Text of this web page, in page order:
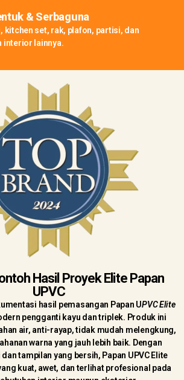
& Serbaguna
kitchen set, rak, plafon, partisi, dan
interior lainnya.
Hasil Proyek Elite Papan
UPVC
hasil pemasangan Papan UPVC Elite
pengganti kayu dan triplek. Produk ini
air, anti-rayap, tidak mudah melengkung,
warna yang jauh lebih baik. Dengan
tampilan yang bersih, Papan UPVC Elite
kuat, awet, dan terlihat profesional pada